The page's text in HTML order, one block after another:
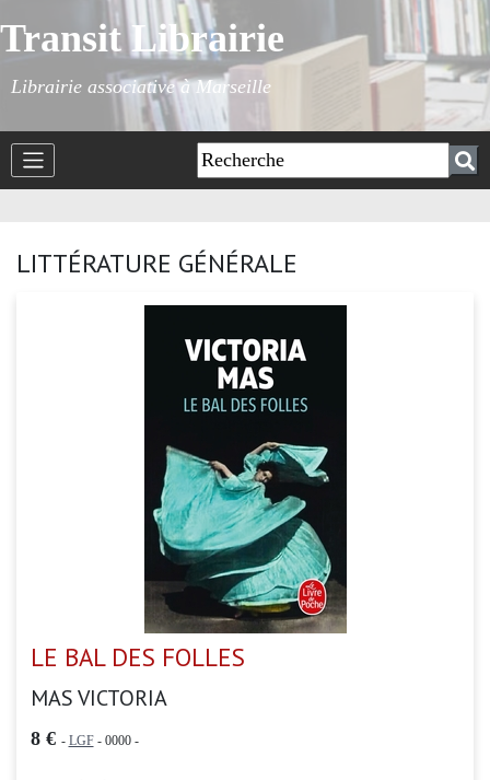
Transit Librairie
Librairie associative à Marseille
LITTÉRATURE GÉNÉRALE
LE BAL DES FOLLES
MAS VICTORIA
8 € - LGF- 0000 -